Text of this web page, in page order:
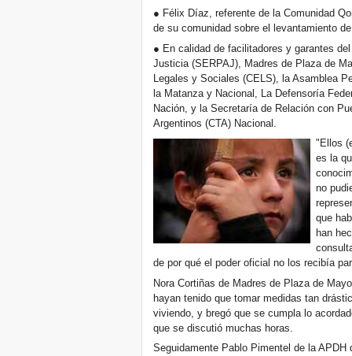
● Félix Díaz, referente de la Comunidad
de su comunidad sobre el levantamiento
● En calidad de facilitadores y garantes
Justicia (SERPAJ), Madres de Plaza de
Legales y Sociales (CELS), la Asamblea
la Matanza y Nacional, La Defensoría
Nación, y la Secretaría de Relación con
Argentinos (CTA) Nacional.
"Ellos
es la
no
que
han
de por qué el poder oficial no los recibía
Nora Cortiñas de Madres de Plaza de
hayan tenido que tomar medidas tan
viviendo, y bregó que se cumpla lo
que se discutió muchas horas.
Seguidamente Pablo Pimentel de la